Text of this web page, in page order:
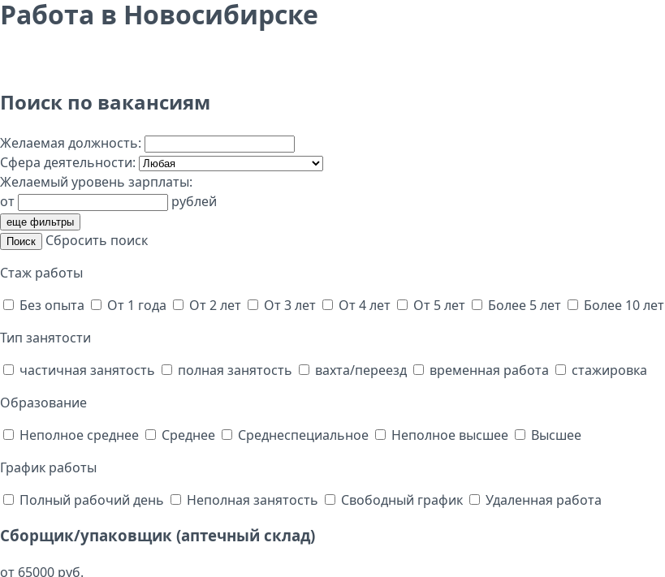
Работа в Новосибирске
Поиск по вакансиям
Желаемая должность:
Сфера деятельности:
Желаемый уровень зарплаты:
от
рублей
еще фильтры
Поиск
Сбросить поиск
Стаж работы
Без опыта
От 1 года От 2 лет От 3 лет От 4 лет От 5 лет Более 5 лет
Более 10 лет
Тип занятости
частичная занятость
полная занятость вахта/переезд временная работа
стажировка
Образование
Неполное среднее
Среднее Среднеспециальное Неполное высшее
Высшее
График работы
Полный рабочий день
Неполная занятость Свободный график Удаленная работа
Сборщик/упаковщик (аптечный склад)
от 65000 руб.